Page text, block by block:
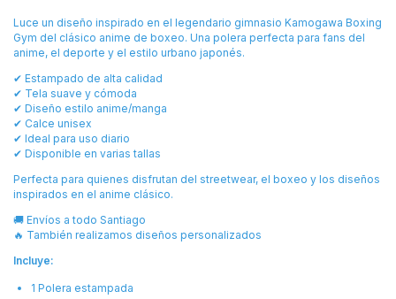
Luce un diseño inspirado en el legendario gimnasio Kamogawa Boxing
Gym del clásico anime de boxeo. Una polera perfecta para fans del
anime, el deporte y el estilo urbano japonés.
✔ Estampado de alta calidad
✔ Tela suave y cómoda
✔ Diseño estilo anime/manga
✔ Calce unisex
✔ Ideal para uso diario
✔ Disponible en varias tallas
Perfecta para quienes disfrutan del streetwear, el boxeo y los diseños
inspirados en el anime clásico.
🚚 Envíos a todo Santiago
🔥 También realizamos diseños personalizados
Incluye:
1 Polera estampada